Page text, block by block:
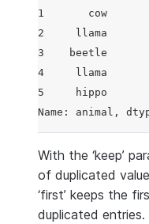
1       cow
2     llama
3    beetle
4     llama
5     hippo
Name: animal,
With the ‘keep’
of duplicated
‘first’ keeps the
duplicated entries.